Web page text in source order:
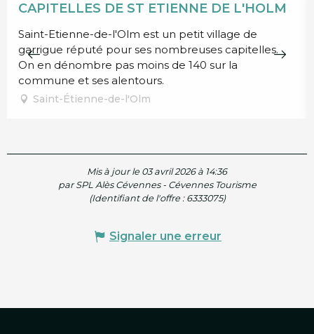
CAPITELLES DE ST ETIENNE DE L'HOLM
Saint-Etienne-de-l'Olm est un petit village de
garrigue réputé pour ses nombreuses capitelles.
On en dénombre pas moins de 140 sur la
commune et ses alentours.
Saint-Étienne-de-l'Olm
Mis à jour le 03 avril 2026 à 14:36
par SPL Alès Cévennes - Cévennes Tourisme
(Identifiant de l'offre : 6333075)
Signaler une erreur